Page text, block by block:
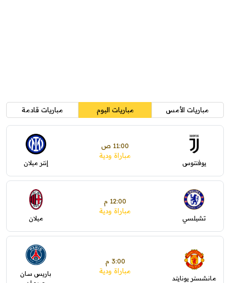
مباريات الأمس مباريات اليوم مباريات قادمة
يوفنتوس
11:00 ص
مباراة ودية
إنتر ميلان
تشيلسي
12:00 م
مباراة ودية
ميلان
مانشستر يونايتد
3:00 م
مباراة ودية
باريس سان